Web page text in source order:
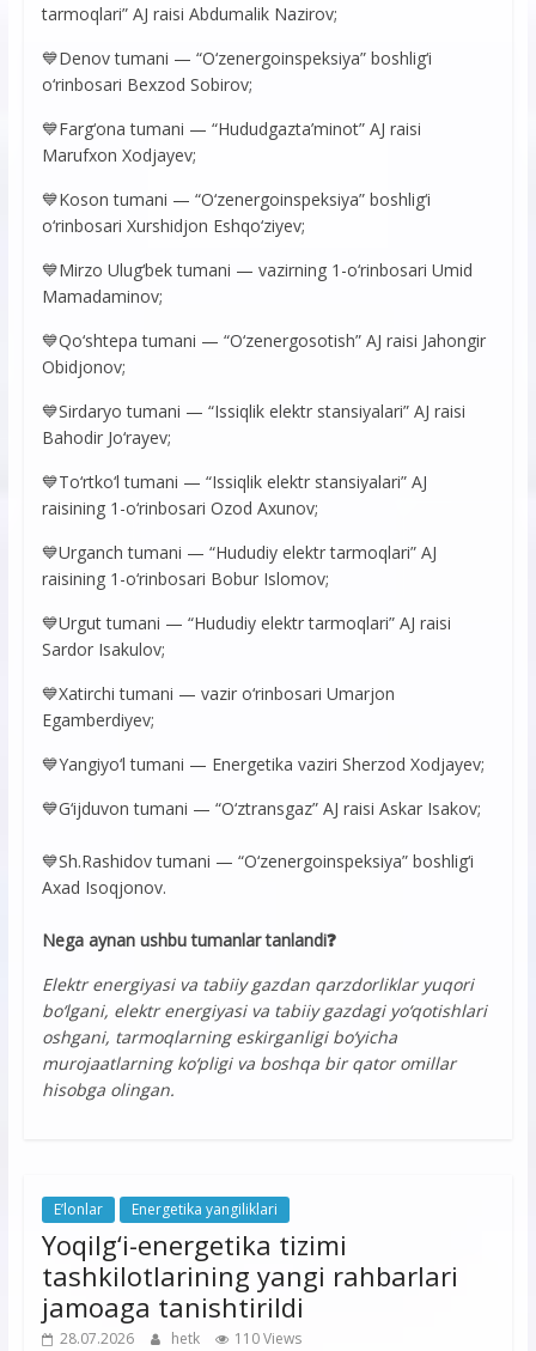
tarmoqlari” AJ raisi Abdumalik Nazirov;
💙Denov tumani — “O‘zenergoinspeksiya” boshlig‘i
o‘rinbosari Bexzod Sobirov;
💙Farg‘ona tumani — “Hududgazta’minot” AJ raisi
Marufxon Xodjayev;
💙Koson tumani — “O‘zenergoinspeksiya” boshlig‘i
o‘rinbosari Xurshidjon Eshqo‘ziyev;
💙Mirzo Ulug‘bek tumani — vazirning 1-o‘rinbosari Umid
Mamadaminov;
💙Qo‘shtepa tumani — “O‘zenergosotish” AJ raisi Jahongir
Obidjonov;
💙Sirdaryo tumani — “Issiqlik elektr stansiyalari” AJ raisi
Bahodir Jo‘rayev;
💙To‘rtko‘l tumani — “Issiqlik elektr stansiyalari” AJ
raisining 1-o‘rinbosari Ozod Axunov;
💙Urganch tumani — “Hududiy elektr tarmoqlari” AJ
raisining 1-o‘rinbosari Bobur Islomov;
💙Urgut tumani — “Hududiy elektr tarmoqlari” AJ raisi
Sardor Isakulov;
💙Xatirchi tumani — vazir o‘rinbosari Umarjon
Egamberdiyev;
💙Yangiyo‘l tumani — Energetika vaziri Sherzod Xodjayev;
💙G‘ijduvon tumani — “O‘ztransgaz” AJ raisi Askar Isakov;
💙Sh.Rashidov tumani — “O‘zenergoinspeksiya” boshlig‘i
Axad Isoqjonov.
Nega aynan ushbu tumanlar tanlandi❓
Elektr energiyasi va tabiiy gazdan qarzdorliklar yuqori
bo‘lgani, elektr energiyasi va tabiiy gazdagi yo‘qotishlari
oshgani, tarmoqlarning eskirganligi bo‘yicha
murojaatlarning ko‘pligi va boshqa bir qator omillar
hisobga olingan.
E’lonlar Energetika yangiliklari
Yoqilg‘i-energetika tizimi
tashkilotlarining yangi rahbarlari
jamoaga tanishtirildi
28.07.2026 hetk 110 Views